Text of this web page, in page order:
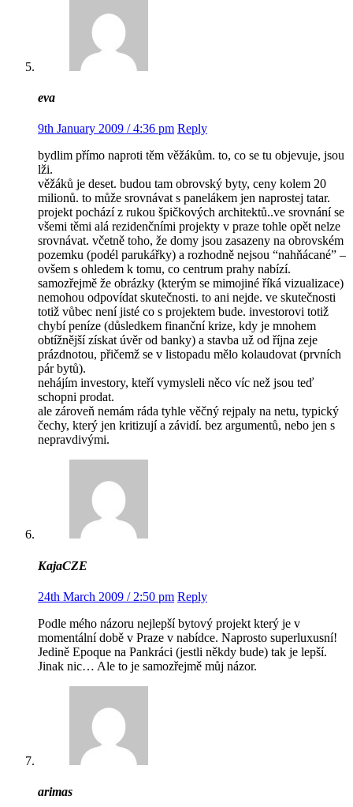
eva
9th January 2009 / 4:36 pm Reply
bydlim přímo naproti těm věžákům. to, co se tu objevuje, jsou
lži.
věžáků je deset. budou tam obrovský byty, ceny kolem 20
milionů. to může srovnávat s panelákem jen naprostej tatar.
projekt pochází z rukou špičkových architektů..ve srovnání se
všemi těmi alá rezidenčními projekty v praze tohle opět nelze
srovnávat. včetně toho, že domy jsou zasazeny na obrovském
pozemku (podél parukářky) a rozhodně nejsou “nahňácané” –
ovšem s ohledem k tomu, co centrum prahy nabízí.
samozřejmě že obrázky (kterým se mimojiné říká vizualizace)
nemohou odpovídat skutečnosti. to ani nejde. ve skutečnosti
totiž vůbec není jisté co s projektem bude. investorovi totiž
chybí peníze (důsledkem finanční krize, kdy je mnohem
obtížnější získat úvěr od banky) a stavba už od října zeje
prázdnotou, přičemž se v listopadu mělo kolaudovat (prvních
pár bytů).
nehájím investory, kteří vymysleli něco víc než jsou teď
schopni prodat.
ale zároveň nemám ráda tyhle věčný rejpaly na netu, typický
čechy, který jen kritizují a závidí. bez argumentů, nebo jen s
nepravdivými.
KajaCZE
24th March 2009 / 2:50 pm Reply
Podle mého názoru nejlepší bytový projekt který je v
momentální době v Praze v nabídce. Naprosto superluxusní!
Jedině Epoque na Pankráci (jestli někdy bude) tak je lepší.
Jinak nic… Ale to je samozřejmě můj názor.
arimas